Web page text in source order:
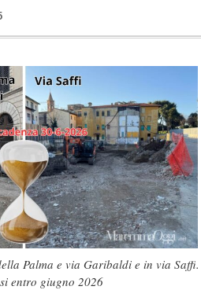
Palma e via Garibaldi e in via Saffi.
entro giugno 2026